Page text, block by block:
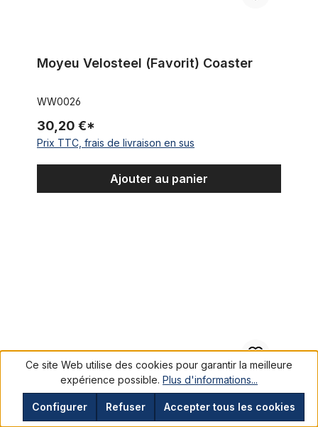
Moyeu Velosteel (Favorit) Coaster
WW0026
30,20 €*
Prix TTC, frais de livraison en sus
Ajouter au panier
Moyeu Favorit Coaster
Ce site Web utilise des cookies pour garantir la meilleure
expérience possible. Plus d'informations...
Refuser
Configurer Accepter tous les cookies